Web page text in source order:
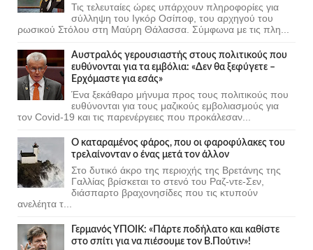
Τις τελευταίες ώρες υπάρχουν πληροφορίες για
σύλληψη του Ιγκόρ Οσίποφ, του αρχηγού του
ρωσικού Στόλου στη Μαύρη Θάλασσα. Σύμφωνα με τις πλη...
Αυστραλός γερουσιαστής στους πολιτικούς που
ευθύνονται για τα εμβόλια: «Δεν θα ξεφύγετε –
Ερχόμαστε για εσάς»
Ένα ξεκάθαρο μήνυμα προς τους πολιτικούς που
ευθύνονται για τους μαζικούς εμβολιασμούς για
τον Covid-19 και τις παρενέργειες που προκάλεσαν...
Ο καταραμένος φάρος, που οι φαροφύλακες του
τρελαίνονταν ο ένας μετά τον άλλον
Στο δυτικό άκρο της περιοχής της Βρετάνης της
Γαλλίας βρίσκεται το στενό του Ραζ-ντε-Σεν,
διάσπαρτο βραχονησίδες που τις κτυπούν
ανελέητα τ...
Γερμανός ΥΠΟΙΚ: «Πάρτε ποδήλατο και καθίστε
στο σπίτι για να πιέσουμε τον Β.Πούτιν»!